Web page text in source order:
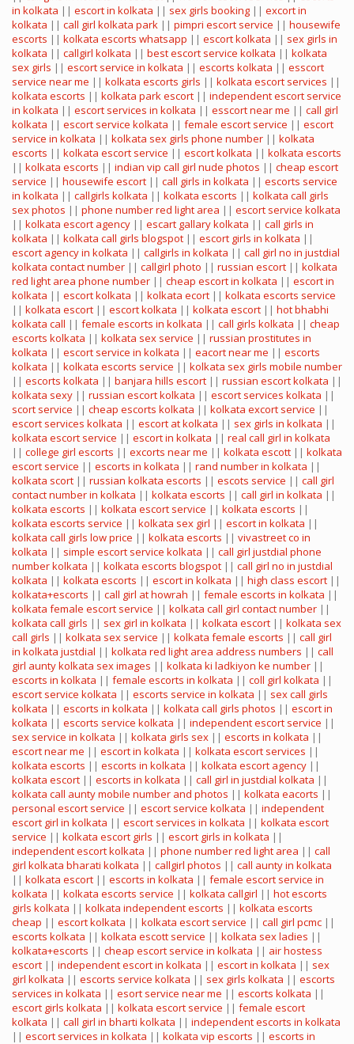
in kolkata || escort in kolkata || sex girls booking || excort in
kolkata || call girl kolkata park || pimpri escort service || housewife
escorts || kolkata escorts whatsapp || escort kolkata || sex girls in
kolkata || callgirl kolkata || best escort service kolkata || kolkata
sex girls || escort service in kolkata || escorts kolkata || esscort
service near me || kolkata escorts girls || kolkata escort services ||
kolkata escorts || kolkata park escort || independent escort service
in kolkata || escort services in kolkata || esscort near me || call girl
kolkata || escort service kolkata || female escort service || escort
service in kolkata || kolkata sex girls phone number || kolkata
escorts || kolkata escort service || escort kolkata || kolkata escorts
|| kolkata escorts || indian vip call girl nude photos || cheap escort
service || housewife escort || call girls in kolkata || escorts service
in kolkata || callgirls kolkata || kolkata escorts || kolkata call girls
sex photos || phone number red light area || escort service kolkata
|| kolkata escort agency || escart gallary kolkata || call girls in
kolkata || kolkata call girls blogspot || escort girls in kolkata ||
escort agency in kolkata || callgirls in kolkata || call girl no in justdial
kolkata contact number || callgirl photo || russian escort || kolkata
red light area phone number || cheap escort in kolkata || escort in
kolkata || escort kolkata || kolkata ecort || kolkata escorts service
|| kolkata escort || escort kolkata || kolkata escort || hot bhabhi
kolkata call || female escorts in kolkata || call girls kolkata || cheap
escorts kolkata || kolkata sex service || russian prostitutes in
kolkata || escort service in kolkata || eacort near me || escorts
kolkata || kolkata escorts service || kolkata sex girls mobile number
|| escorts kolkata || banjara hills escort || russian escort kolkata ||
kolkata sexy || russian escort kolkata || escort services kolkata ||
scort service || cheap escorts kolkata || kolkata excort service ||
escort services kolkata || escort at kolkata || sex girls in kolkata ||
kolkata escort service || escort in kolkata || real call girl in kolkata
|| college girl escorts || excorts near me || kolkata escott || kolkata
escort service || escorts in kolkata || rand number in kolkata ||
kolkata scort || russian kolkata escorts || escots service || call girl
contact number in kolkata || kolkata escorts || call girl in kolkata ||
kolkata escorts || kolkata escort service || kolkata escorts ||
kolkata escorts service || kolkata sex girl || escort in kolkata ||
kolkata call girls low price || kolkata escorts || vivastreet co in
kolkata || simple escort service kolkata || call girl justdial phone
number kolkata || kolkata escorts blogspot || call girl no in justdial
kolkata || kolkata escorts || escort in kolkata || high class escort ||
kolkata+escorts || call girl at howrah || female escorts in kolkata ||
kolkata female escort service || kolkata call girl contact number ||
kolkata call girls || sex girl in kolkata || kolkata escort || kolkata sex
call girls || kolkata sex service || kolkata female escorts || call girl
in kolkata justdial || kolkata red light area address numbers || call
girl aunty kolkata sex images || kolkata ki ladkiyon ke number ||
escorts in kolkata || female escorts in kolkata || coll girl kolkata ||
escort service kolkata || escorts service in kolkata || sex call girls
kolkata || escorts in kolkata || kolkata call girls photos || escort in
kolkata || escorts service kolkata || independent escort service ||
sex service in kolkata || kolkata girls sex || escorts in kolkata ||
escort near me || escort in kolkata || kolkata escort services ||
kolkata escorts || escorts in kolkata || kolkata escort agency ||
kolkata escort || escorts in kolkata || call girl in justdial kolkata ||
kolkata call aunty mobile number and photos || kolkata eacorts ||
personal escort service || escort service kolkata || independent
escort girl in kolkata || escort services in kolkata || kolkata escort
service || kolkata escort girls || escort girls in kolkata ||
independent escort kolkata || phone number red light area || call
girl kolkata bharati kolkata || callgirl photos || call aunty in kolkata
|| kolkata escort || escorts in kolkata || female escort service in
kolkata || kolkata escorts service || kolkata callgirl || hot escorts
girls kolkata || kolkata independent escorts || kolkata escorts
cheap || escort kolkata || kolkata escort service || call girl pcmc ||
escorts kolkata || kolkata escott service || kolkata sex ladies ||
kolkata+escorts || cheap escort service in kolkata || air hostess
escort || independent escort in kolkata || escort in kolkata || sex
girl kolkata || escorts service kolkata || sex girls kolkata || escorts
services in kolkata || esort service near me || escorts kolkata ||
escort girls kolkata || kolkata escort service || female escort
kolkata || call girl in bharti kolkata || independent escorts in kolkata
|| escort services in kolkata || kolkata vip escorts || escorts in